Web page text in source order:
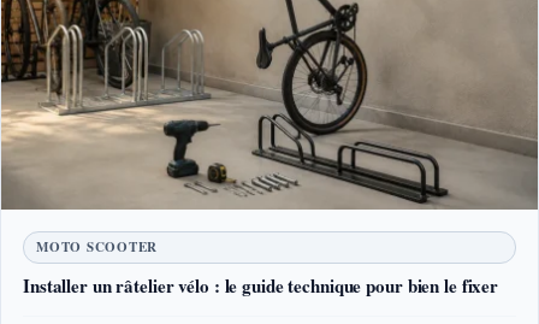
MOTO SCOOTER
Installer un râtelier vélo : le guide technique pour bien le fixer